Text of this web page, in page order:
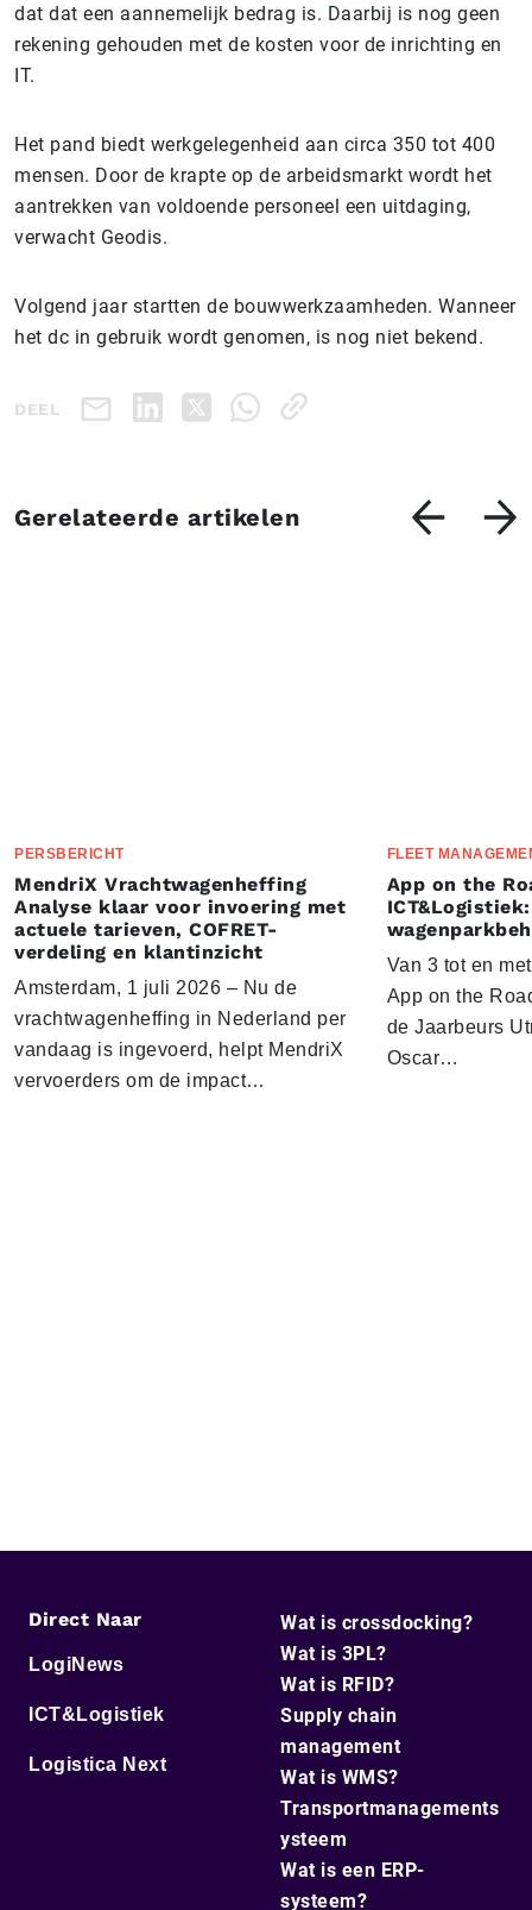
dat dat een aannemelijk bedrag is. Daarbij is nog geen
rekening gehouden met de kosten voor de inrichting en
IT.
Het pand biedt werkgelegenheid aan circa 350 tot 400
mensen. Door de krapte op de arbeidsmarkt wordt het
aantrekken van voldoende personeel een uitdaging,
verwacht Geodis.
Volgend jaar startten de bouwwerkzaamheden. Wanneer
het dc in gebruik wordt genomen, is nog niet bekend.
DEEL
Gerelateerde artikelen
PERSBERICHT
MendriX Vrachtwagenheffing
Analyse klaar voor invoering met
actuele tarieven, COFRET-
verdeling en klantinzicht
Amsterdam, 1 juli 2026 – Nu de
vrachtwagenheffing in Nederland per
vandaag is ingevoerd, helpt MendriX
vervoerders om de impact…
FLEET
App on the
Van 3 tot en
App on the
de Jaarbeurs
Oscar…
Direct Naar
LogiNews
ICT&Logistiek
Logistica Next
Wat is crossdocking?
Wat is 3PL?
Wat is RFID?
Supply chain
management
Wat is WMS?
Transportmanagements
ysteem
Wat is een ERP-
systeem?